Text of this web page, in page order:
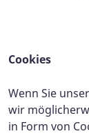
Cookies
Wenn Sie
wir
in Form von